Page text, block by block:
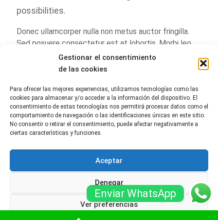
Gestionar el consentimiento
de las cookies
Para ofrecer las mejores experiencias, utilizamos tecnologías como las
cookies para almacenar y/o acceder a la información del dispositivo. El
consentimiento de estas tecnologías nos permitirá procesar datos como el
comportamiento de navegación o las identificaciones únicas en este sitio.
No consentir o retirar el consentimiento, puede afectar negativamente a
ciertas características y funciones.
Aceptar
Denegar
Ver preferencias
possibilities.
Donec ullamcorper nulla non metus auctor fringilla.
Sed posuere consectetur est at lobortis. Morbi leo
risus, porta ac consectetur ac, vestibulum at eros.
Donec ullamcorper nulla non metus.
© fisioterapiacosalut.com. Todos los derechos
Sitemap-Política de Privacidad
Política de Cookies-Aviso Legal
Enviar WhatsApp